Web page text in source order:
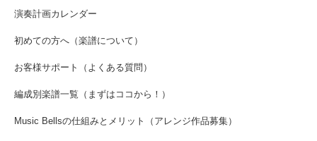
演奏計画カレンダー
初めての方へ（楽譜について）
お客様サポート（よくある質問）
編成別楽譜一覧（まずはココから！）
Music Bellsの仕組みとメリット（アレンジ作品募集）